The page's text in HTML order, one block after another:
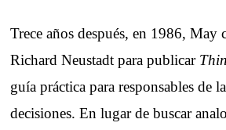
Trece años después, en 1986, May
Richard Neustadt para publicar
guía práctica para responsables de
decisiones. En lugar de buscar